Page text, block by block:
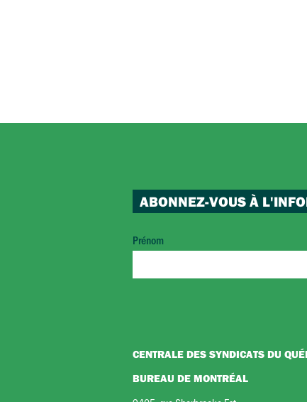
ABONNEZ-VOUS À
Prénom
CENTRALE DES SYNDICATS DU
BUREAU DE MONTRÉAL